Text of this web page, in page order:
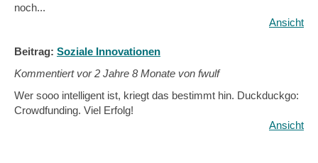
noch...
Ansicht
Beitrag: Soziale Innovationen
Kommentiert vor2 Jahre 8 Monate von fwulf
Wer sooo intelligent ist, kriegt das bestimmt hin. Duckduckgo:
Crowdfunding. Viel Erfolg!
Ansicht